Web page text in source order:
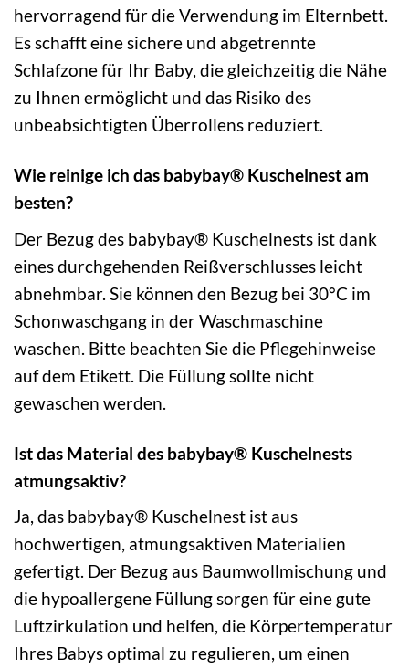
hervorragend für die Verwendung im Elternbett.
Es schafft eine sichere und abgetrennte
Schlafzone für Ihr Baby, die gleichzeitig die Nähe
zu Ihnen ermöglicht und das Risiko des
unbeabsichtigten Überrollens reduziert.
Wie reinige ich das babybay® Kuschelnest am
besten?
Der Bezug des babybay® Kuschelnests ist dank
eines durchgehenden Reißverschlusses leicht
abnehmbar. Sie können den Bezug bei 30°C im
Schonwaschgang in der Waschmaschine
waschen. Bitte beachten Sie die Pflegehinweise
auf dem Etikett. Die Füllung sollte nicht
gewaschen werden.
Ist das Material des babybay® Kuschelnests
atmungsaktiv?
Ja, das babybay® Kuschelnest ist aus
hochwertigen, atmungsaktiven Materialien
gefertigt. Der Bezug aus Baumwollmischung und
die hypoallergene Füllung sorgen für eine gute
Luftzirkulation und helfen, die Körpertemperatur
Ihres Babys optimal zu regulieren, um einen